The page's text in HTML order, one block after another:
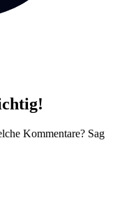
Kommentare? Sag